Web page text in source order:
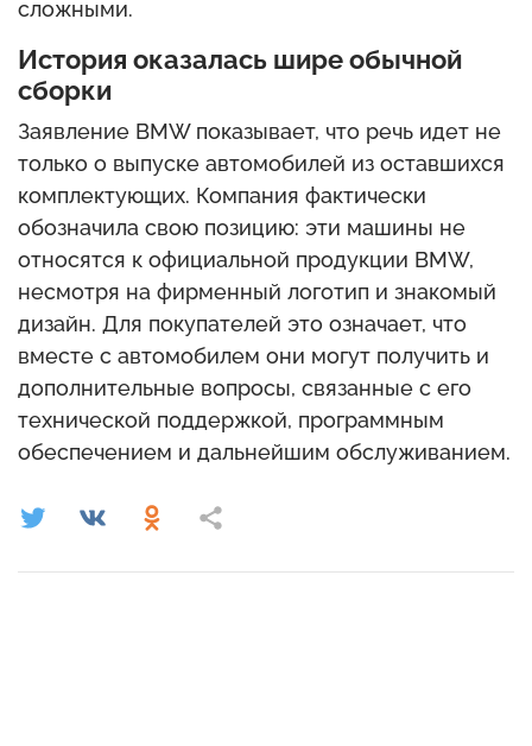
сложными.
История оказалась шире обычной
сборки
Заявление BMW показывает, что речь идет не
только о выпуске автомобилей из оставшихся
комплектующих. Компания фактически
обозначила свою позицию: эти машины не
относятся к официальной продукции BMW,
несмотря на фирменный логотип и знакомый
дизайн. Для покупателей это означает, что
вместе с автомобилем они могут получить и
дополнительные вопросы, связанные с его
технической поддержкой, программным
обеспечением и дальнейшим обслуживанием.